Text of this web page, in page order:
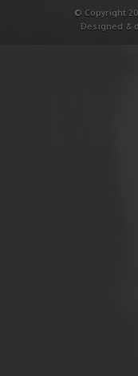
© Copyright
Designed &